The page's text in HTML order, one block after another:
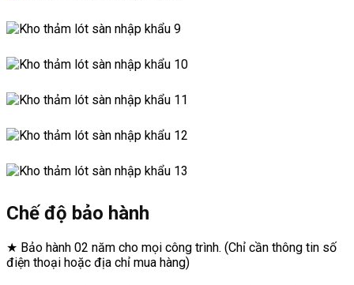
Chế độ bảo hành
★ Bảo hành 02 năm cho mọi công trình. (Chỉ cần thông tin số
điện thoại hoặc địa chỉ mua hàng)